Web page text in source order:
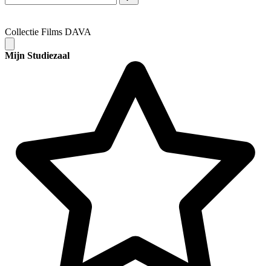
Collectie Films DAVA
Mijn Studiezaal